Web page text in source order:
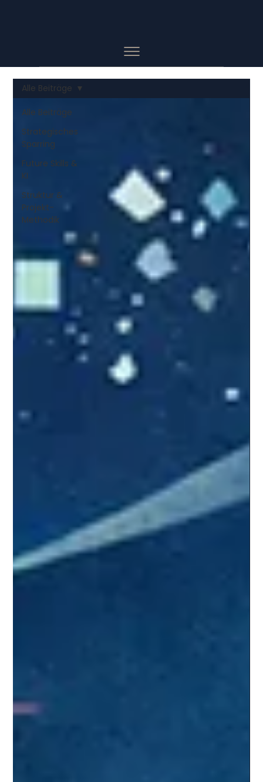
Alle Beiträge
Strategisches
Sparring
Future Skills &
KI
Struktur &
Projekt-
Methodik
Alle Beiträge